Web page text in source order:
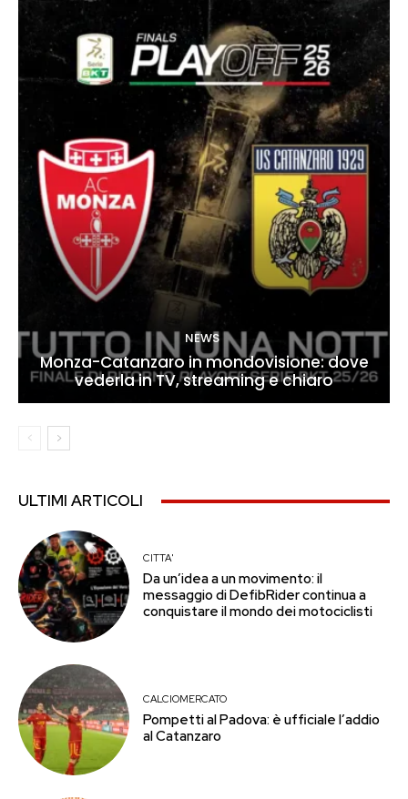
NEWS
Monza-Catanzaro in mondovisione: dove
vederla in TV, streaming e chiaro
ULTIMI ARTICOLI
CITTA'
Da un’idea a un movimento: il
messaggio di DefibRider continua a
conquistare il mondo dei motociclisti
CALCIOMERCATO
Pompetti al Padova: è ufficiale l’addio
al Catanzaro